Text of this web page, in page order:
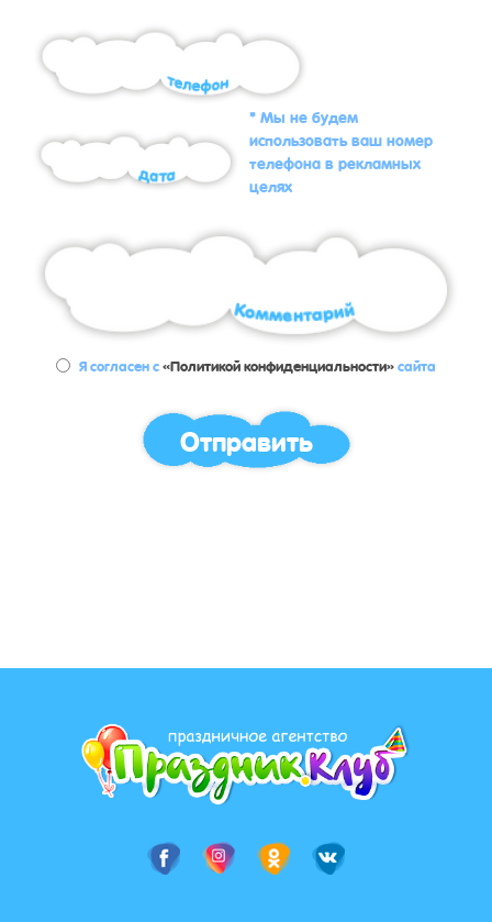
* Мы не будем
использовать ваш номер
телефона в рекламных
целях
Я согласен с«Политикой конфиденциальности»сайта
Отправить